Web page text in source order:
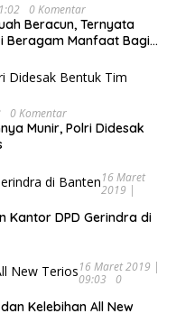
0 Komentar
Beracun, Ternyata
Beragam Manfaat Bagi
0 Komentar
Munir, Polri Didesak
16 Maret
2019 |
Kantor DPD Gerindra di
16 Maret 2019 |
09:03
0
Kelebihan All New